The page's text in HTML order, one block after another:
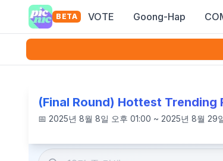
BETA VOTE Goong-Hap
(Final Round) Hottest Trending
📅 2025년 8월 8일 오후 01:00 ~ 2025년 8월 29